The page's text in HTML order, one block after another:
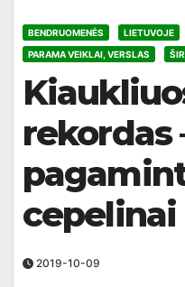
BENDRUOMENĖS LIETUVOJE
PARAMA VEIKLAI, VERSLAS
rekordas
cepelinai
2019-10-09